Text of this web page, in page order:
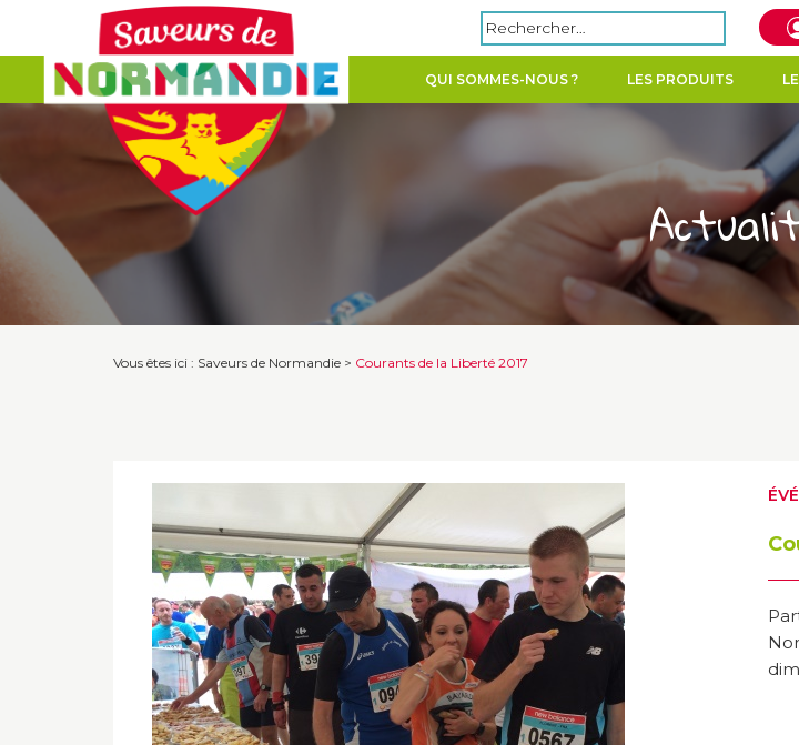
Rechercher :
QUI SOMMES-NOUS ? LES PRODUITS
Vous êtes ici : Saveurs de Normandie > Courants de la Liberté 2017
Panneau de gestion des cookies